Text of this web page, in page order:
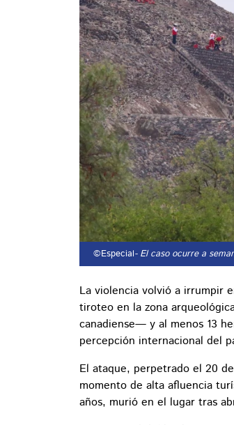
©Especial- El caso ocurre a
La violencia volvió a irrumpir
tiroteo en la zona
canadiense— y al menos 13
percepción internacional del
El ataque, perpetrado el 20
momento de alta afluencia
años, murió en el lugar tras